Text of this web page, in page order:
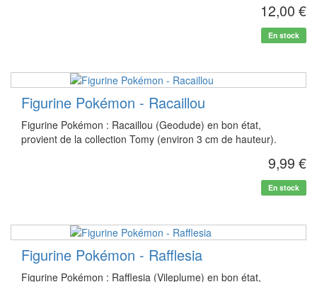
12,00 €
En stock
Figurine Pokémon - Racaillou
Figurine Pokémon : Racaillou (Geodude) en bon état,
provient de la collection Tomy (environ 3 cm de hauteur).
9,99 €
En stock
Figurine Pokémon - Rafflesia
Figurine Pokémon : Rafflesia (Vileplume) en bon état,